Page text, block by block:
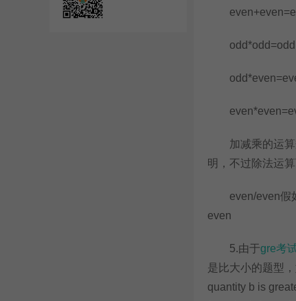
odd*odd=odd
加减乘的运算规
明，不过除法运
even/even假如
even
5.由于gre考
是比大小的题型
quantity b is